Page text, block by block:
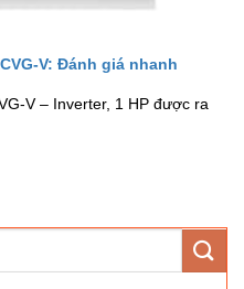
V: Đánh giá nhanh
V – Inverter, 1 HP được ra